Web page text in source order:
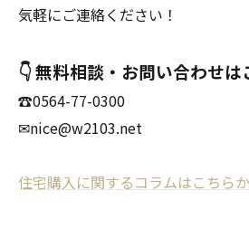
気軽にご連絡ください！
👇 無料相談・お問い合わせは
☎0564-77-0300
✉nice@w2103.net
住宅購入に関するコラムはこちらか